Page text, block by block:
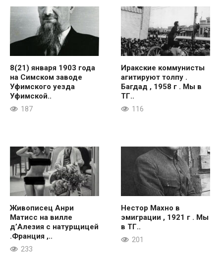
8(21) января 1903 года
на Симском заводе
Уфимского уезда
Уфимской..
187
Иракские коммунисты
агитируют толпу .
Багдад , 1958 г . Мы в
ТГ..
116
Живописец Анри
Матисс на вилле
д’Алезия с натурщицей
.Франция ,..
233
Нестор Махно в
эмиграции , 1921 г . Мы
в ТГ..
201